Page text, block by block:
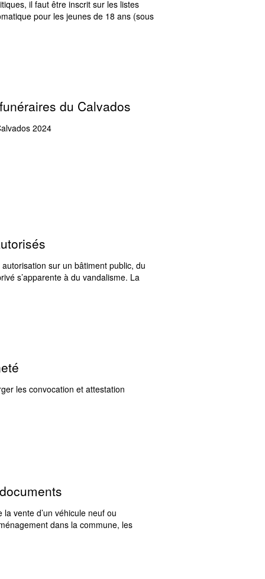
il faut être inscrit sur les listes
pour les jeunes de 18 ans (sous
du Calvados
2024
sur un bâtiment public, du
s’apparente à du vandalisme. La
les convocation et attestation
vente d’un véhicule neuf ou
dans la commune, les